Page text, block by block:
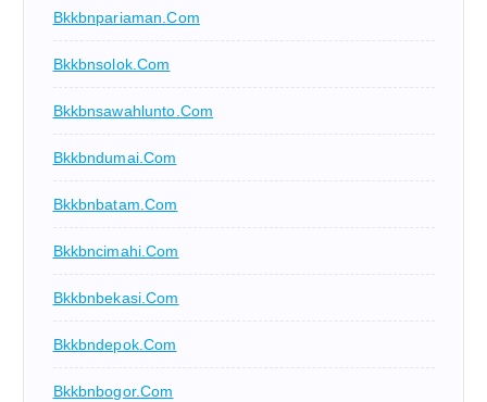
Bkkbnpariaman.com
Bkkbnsolok.com
Bkkbnsawahlunto.com
Bkkbndumai.com
Bkkbnbatam.com
Bkkbncimahi.com
Bkkbnbekasi.com
Bkkbndepok.com
Bkkbnbogor.com